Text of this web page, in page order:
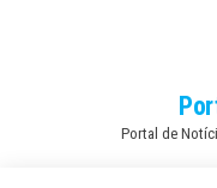
Portal de